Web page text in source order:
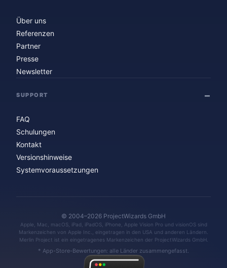
Über uns
Referenzen
Partner
Presse
Newsletter
SUPPORT
FAQ
Schulungen
Kontakt
Versionshinweise
Systemvoraussetzungen
© 2004–2026 ProjectWizards GmbH
Apple, Mac, macOS, iPad, iPadOS, iPhone, Apple Vision Pro und visionOS sind
Markenzeichen von Apple Inc., eingetragen in den USA und anderen Ländern.
Merlin Project ist ein eingetragenes Markenzeichen der ProjectWizards GmbH.
* App-Store-Bewertungen: alle Länder zusammengefasst.